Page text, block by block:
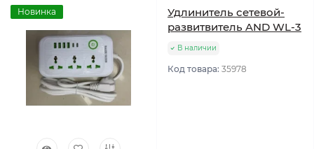
Новинка
Удлинитель сетевой-
развитвитель AND WL-3
В наличии
Код товара: 35978